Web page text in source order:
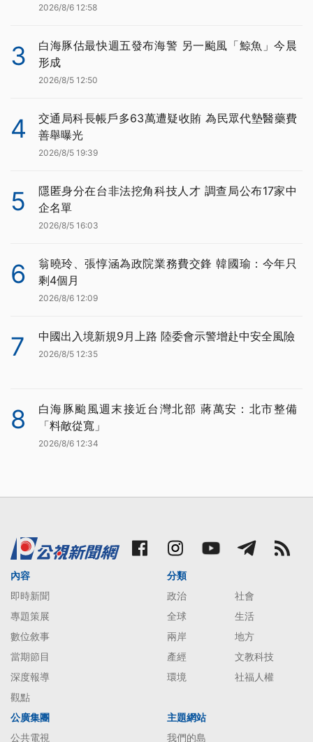
2026/8/6 12:58
3
白海豚估最快週五發布海警 另一颱風「鯨魚」今晨
形成
2026/8/5 12:50
4
交通局科長帳戶多63萬遭疑收賄 為民眾代墊醫藥費
善舉曝光
2026/8/5 19:39
5
隱匿身分在台非法挖角科技人才 調查局公布17家中
企名單
2026/8/5 16:03
6
翁曉玲、張惇涵為政院業務費交鋒 韓國瑜：今年只
剩4個月
2026/8/6 12:09
7 中國出入境新規9月上路 陸委會示警增赴中安全風險
2026/8/5 12:35
8
白海豚颱風週末接近台灣北部 蔣萬安：北市整備
「料敵從寬」
2026/8/6 12:34
內容
即時新聞
專題策展
數位敘事
當期節目
深度報導
觀點
分類
政治
社會
全球
生活
兩岸
地方
產經
文教科技
環境
社福人權
公廣集團
公共電視
主題網站
我們的島